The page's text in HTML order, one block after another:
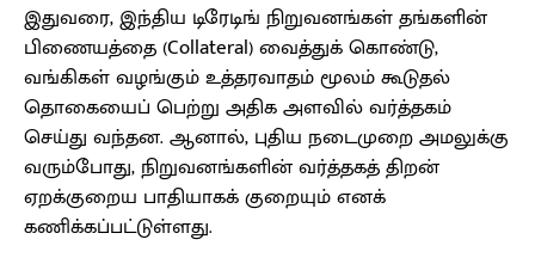
இதுவரை, இந்திய டிரேடிங் நிறுவனங்கள் தங்களின்
பிணையத்தை (Collateral) வைத்துக் கொண்டு,
வங்கிகள் வழங்கும் உத்தரவாதம் மூலம் கூடுதல்
தொகையைப் பெற்று அதிக அளவில் வர்த்தகம்
செய்து வந்தன. ஆனால், புதிய நடைமுறை அமலுக்கு
வரும்போது, நிறுவனங்களின் வர்த்தகத் திறன்
ஏறக்குறைய பாதியாகக் குறையும் எனக்
கணிக்கப்பட்டுள்ளது.